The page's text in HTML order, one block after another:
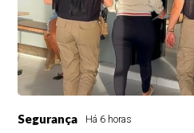
Segurança Há 6 horas